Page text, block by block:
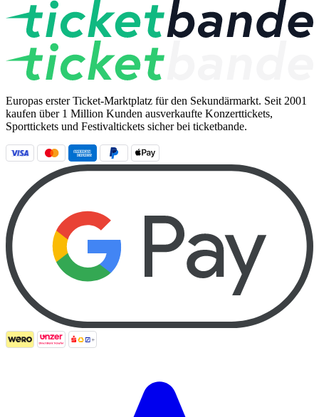
Europas erster Ticket-Marktplatz für den Sekundärmarkt. Seit 2001
kaufen über 1 Million Kunden ausverkaufte Konzerttickets,
Sporttickets und Festivaltickets sicher bei ticketbande.